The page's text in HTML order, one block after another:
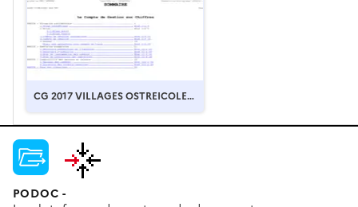
CG 2017 VILLAGES OSTREICOLES.
PODOC -